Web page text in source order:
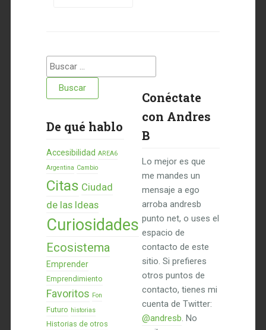
Buscar:
De qué hablo
Accesibilidad AREA6
Argentina Cambio
Citas Ciudad
de las Ideas
Curiosidades
Ecosistema
Emprender
Emprendimiento
Favoritos Fon
Futuro historias
Historias de otros
Conéctate
con Andres
B
Lo mejor es que
me mandes un
mensaje a ego
arroba andresb
punto net, o uses el
espacio de
contacto de este
sitio. Si prefieres
otros puntos de
contacto, tienes mi
cuenta de Twitter:
@andresb. No